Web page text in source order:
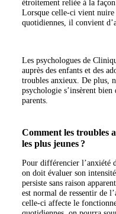
étroitement reliée à la
Lorsque celle-ci vient nuire
quotidiennes, il convient
Les psychologues de
auprès des enfants et des
troubles anxieux. De plus,
psychologie s’insèrent
parents.
Comment les troubles
les plus jeunes ?
Pour différencier l’anxiété
on doit évaluer son
persiste sans raison
est normal de ressentir de
celle-ci affecte le